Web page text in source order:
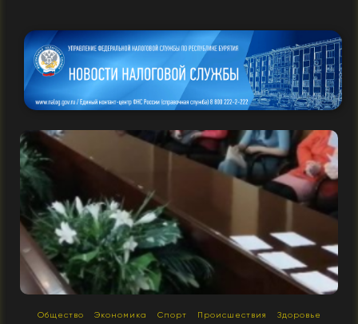
Общество Экономика Спорт Происшествия
Здоровье